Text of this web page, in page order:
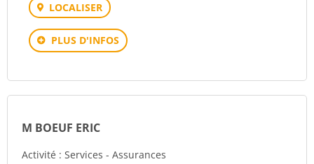
LOCALISER
PLUS D'INFOS
M BOEUF ERIC
Activité : Services - Assurances